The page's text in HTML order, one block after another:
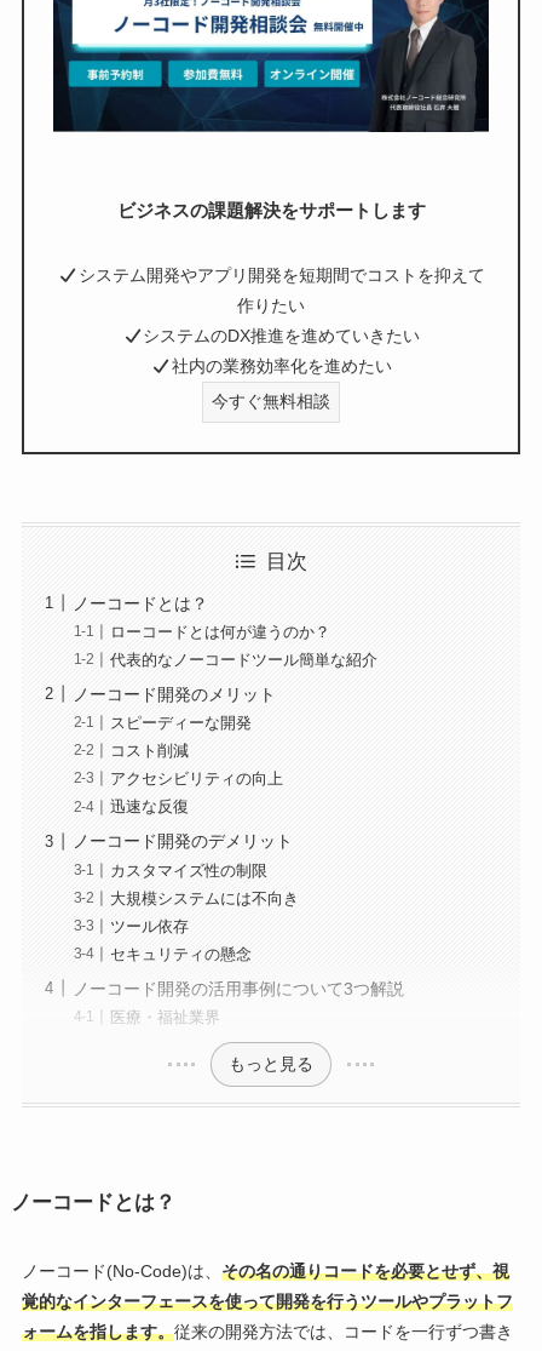
ビジネスの課題解決をサポートします
システム開発やアプリ開発を短期間でコストを抑えて
作りたい
システムのDX推進を進めていきたい
社内の業務効率化を進めたい
今すぐ無料相談
目次
ノーコードとは？
ローコードとは何が違うのか？
代表的なノーコードツール簡単な紹介
ノーコード開発のメリット
スピーディーな開発
コスト削減
アクセシビリティの向上
迅速な反復
ノーコード開発のデメリット
カスタマイズ性の制限
大規模システムには不向き
ツール依存
セキュリティの懸念
ノーコード開発の活用事例について3つ解説
医療・福祉業界
もっと見る
ノーコードとは？
ノーコード(No-Code)は、 その名の通りコードを必要とせず、視
覚的なインターフェースを使って開発を行うツールやプラットフ
ォームを指します。従来の開発方法では、コードを一行ずつ書き